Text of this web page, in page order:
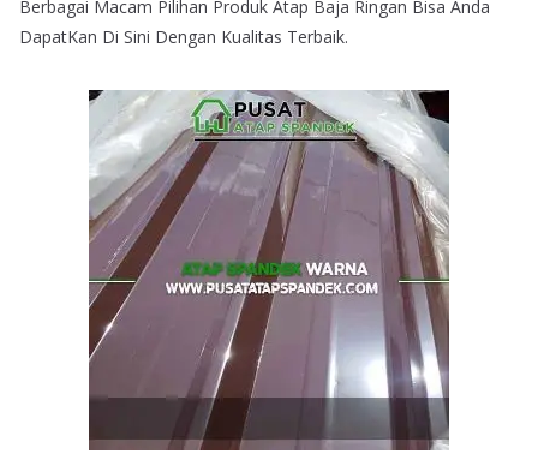
Berbagai Macam Pilihan Produk Atap Baja Ringan Bisa Anda
DapatKan Di Sini Dengan Kualitas Terbaik.